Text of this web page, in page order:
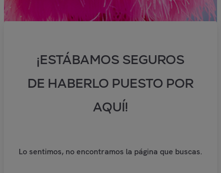
¡ESTÁBAMOS SEGUROS
DE HABERLO PUESTO POR
AQUÍ!
Lo sentimos, no encontramos la página que buscas.